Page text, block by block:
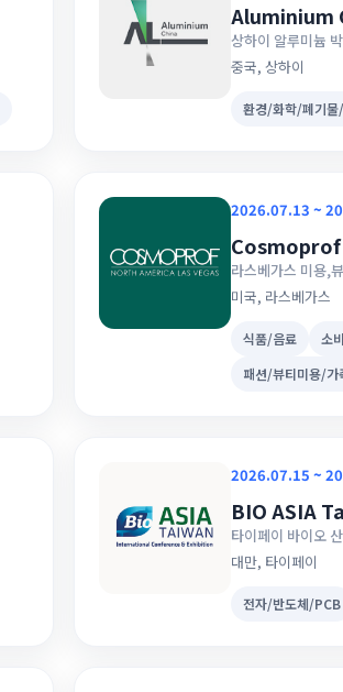
Aluminium
상하이 알루미늄
중국, 상하이
환경/화학/폐기물
2026.07.13 ~
Cosmoprof
라스베가스 미용,
미국, 라스베가스
식품/음료 소
패션/뷰티미용/가
2026.07.15 ~
BIO ASIA
타이페이 바이오
대만, 타이페이
전자/반도체/PCB